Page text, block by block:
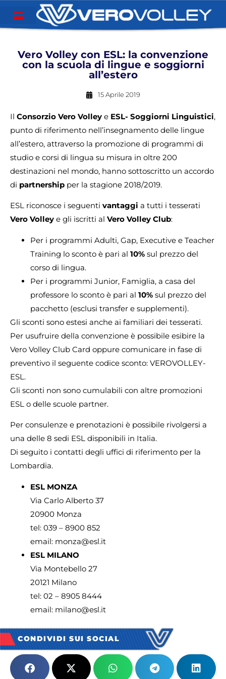
Vero Volley con ESL: la convenzione
con la scuola di lingue e soggiorni
all’estero
15 Aprile 2019
Il Consorzio Vero Volley e ESL- Soggiorni Linguistici,
punto di riferimento nell’insegnamento delle lingue
all’estero, attraverso la promozione di programmi di
studio e corsi di lingua su misura in oltre 200
destinazioni nel mondo, hanno sottoscritto un accordo
di partnership per la stagione 2018/2019.
ESL riconosce i seguenti vantaggi a tutti i tesserati
Vero Volley e gli iscritti al Vero Volley Club:
Per i programmi Adulti, Gap, Executive e Teacher
Training lo sconto è pari al 10% sul prezzo del
corso di lingua.
Per i programmi Junior, Famiglia, a casa del
professore lo sconto è pari al 10% sul prezzo del
pacchetto (esclusi transfer e supplementi).
Gli sconti sono estesi anche ai familiari dei tesserati.
Per usufruire della convenzione è possibile esibire la
Vero Volley Club Card oppure comunicare in fase di
preventivo il seguente codice sconto: VEROVOLLEY-
ESL.
Gli sconti non sono cumulabili con altre promozioni
ESL o delle scuole partner.
Per consulenze e prenotazioni è possibile rivolgersi a
una delle 8 sedi ESL disponibili in Italia.
Di seguito i contatti degli uffici di riferimento per la
Lombardia.
ESL MONZA
Via Carlo Alberto 37
20900 Monza
tel: 039 – 8900 852
email: monza@esl.it
ESL MILANO
Via Montebello 27
20121 Milano
tel: 02 – 8905 8444
email: milano@esl.it
CONDIVIDI SUI SOCIAL